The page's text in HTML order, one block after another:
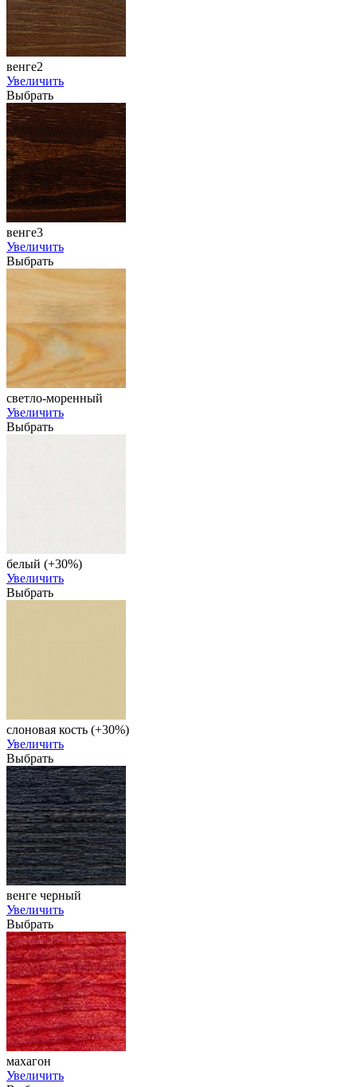
венге2
Увеличить
Выбрать
венге3
Увеличить
Выбрать
светло-моренный
Увеличить
Выбрать
белый (+30%)
Увеличить
Выбрать
слоновая кость (+30%)
Увеличить
Выбрать
венге черный
Увеличить
Выбрать
махагон
Увеличить